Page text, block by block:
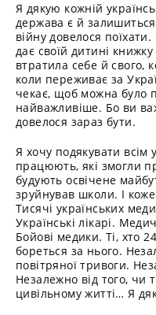
Я дякую кожній
держава є й
війну довелося
дає своїй дитині
втратила себе й свого,
коли переживає за
чекає, щоб можна було
найважливіше. Бо ви
довелося зараз бути.
Я хочу подякувати всім
працюють, які змогли
будують освічене
зруйнував школи. І
Тисячі українських
Українські лікарі.
Бойові медики. Ті, хто
бореться за нього.
повітряної тривоги.
Незалежно від того, чи
цивільному житті… Я